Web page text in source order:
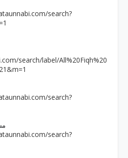
search?
search/label/All%20Fiqh%20
search?
search?